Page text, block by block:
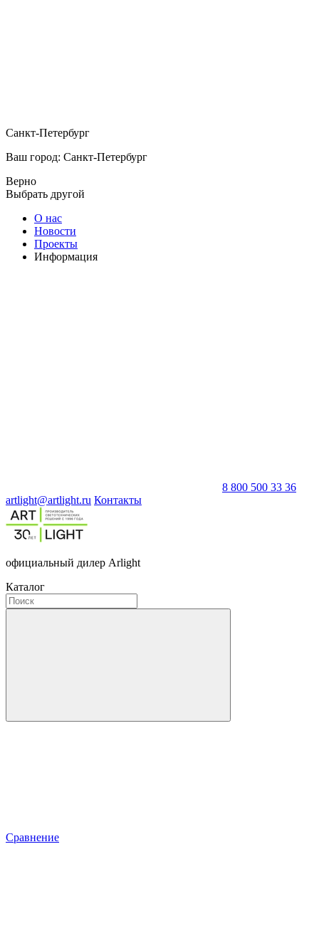
Санкт-Петербург
Ваш город: Санкт-Петербург
Верно
Выбрать другой
О нас
Новости
Проекты
Информация
8 800 500 33 36
artlight@artlight.ru Контакты
официальный дилер Arlight
Каталог
Сравнение